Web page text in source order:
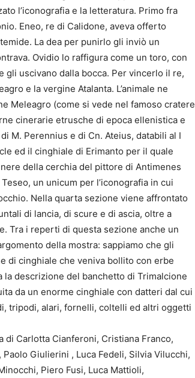
l’iconografia e la letteratura. Primo fra
Eneo, re di Calidone, aveva offerto
La dea per punirlo gli inviò un
Ovidio lo raffigura come un toro, con
gli uscivano dalla bocca. Per vincerlo il re,
e la vergine Atalanta. L’animale ne
Meleagro (come si vede nel famoso cratere
cinerarie etrusche di epoca ellenistica e
M. Perennius e di Cn. Ateius, databili al I
ed il cinghiale di Erimanto per il quale
della cerchia del pittore di Antimenes
un unicum per l’iconografia in cui
Nella quarta sezione viene affrontato
di lancia, di scure e di ascia, oltre a
Tra i reperti di questa sezione anche un
della mostra: sappiamo che gli
di cinghiale che veniva bollito con erbe
la descrizione del banchetto di Trimalcione
da un enorme cinghiale con datteri dal cui
tripodi, alari, fornelli, coltelli ed altri oggetti
di Carlotta Cianferoni, Cristiana Franco,
Giulierini , Luca Fedeli, Silvia Vilucchi,
Piero Fusi, Luca Mattioli,